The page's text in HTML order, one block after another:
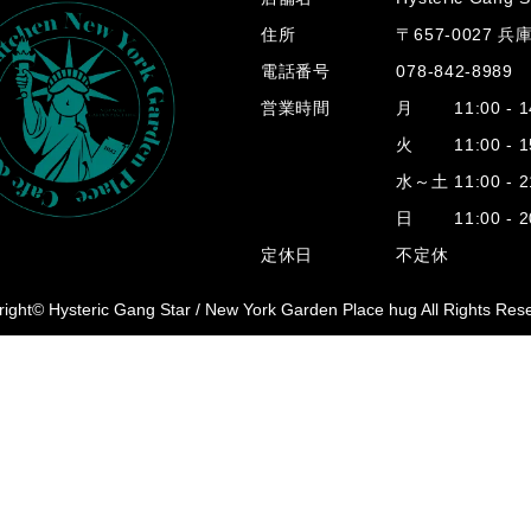
住所
〒657-0027 兵
電話番号
078-842-8989
営業時間
月 11:00 -
火 11:00 -
水～土 11:00 -
日 11:00 -
定休日
不定休
Hysteric Gang Star / New York Garden Place hug All Rights